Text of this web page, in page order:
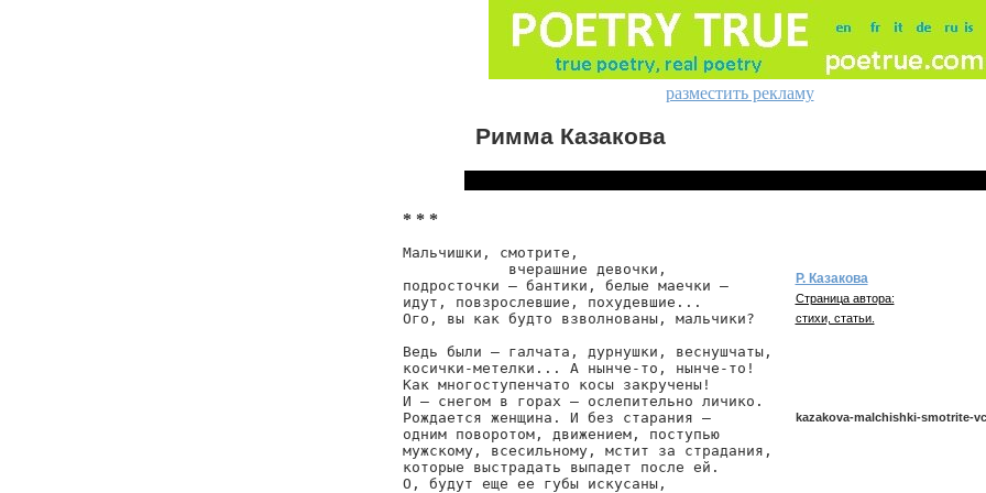
разместить рекламу
Римма Казакова
* * *
Мальчишки, смотрите,
            вчерашние девочки,
подросточки — бантики, белые маечки —
идут, повзрослевшие, похудевшие...
Ого, вы как будто взволнованы, мальчики?
Ведь были — галчата, дурнушки, веснушчаты,
косички-метелки... А нынче-то, нынче-то!
Как многоступенчато косы закручены!
И — снегом в горах — ослепительно личико.
Рождается женщина. И без старания —
одним поворотом, движением, поступью
мужскому, всесильному, мстит за страдания,
которые выстрадать выпадет после ей.
О, будут еще ее губы искусаны,
Р. Казакова
Страница автора:
стихи, статьи.
kazakova-malchishki-smotrite-